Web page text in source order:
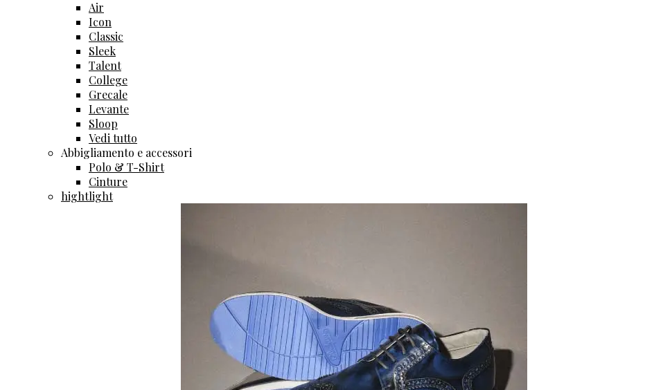
Air
Icon
Classic
Sleek
Talent
College
Grecale
Levante
Sloop
Vedi tutto
Abbigliamento e accessori
Polo & T-Shirt
Cinture
hightlight